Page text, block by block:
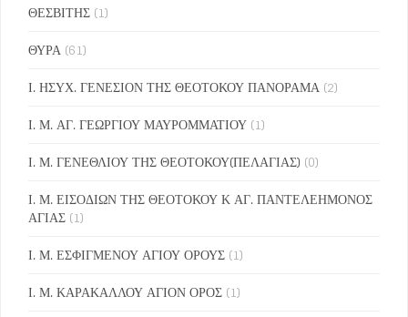
ΘΕΣΒΙΤΗΣ (1)
ΘΥΡΑ (61)
Ι. ΗΣΥΧ. ΓΕΝΕΣΙΟΝ ΤΗΣ ΘΕΟΤΟΚΟΥ ΠΑΝΟΡΑΜΑ (2)
Ι. Μ. ΑΓ. ΓΕΩΡΓΙΟΥ ΜΑΥΡΟΜΜΑΤΙΟΥ (1)
Ι. Μ. ΓΕΝΕΘΛΙΟΥ ΤΗΣ ΘΕΟΤΟΚΟΥ(ΠΕΛΑΓΙΑΣ) (0)
Ι. Μ. ΕΙΣΟΔΙΩΝ ΤΗΣ ΘΕΟΤΟΚΟΥ Κ ΑΓ. ΠΑΝΤΕΛΕΗΜΟΝΟΣ
ΑΓΙΑΣ (1)
Ι. Μ. ΕΣΦΙΓΜΕΝΟΥ ΑΓΙΟΥ ΟΡΟΥΣ (1)
Ι. Μ. ΚΑΡΑΚΑΛΛΟΥ ΑΓΙΟΝ ΟΡΟΣ (1)